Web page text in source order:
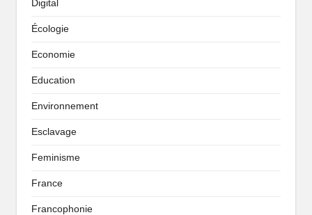
Digital
Écologie
Economie
Education
Environnement
Esclavage
Feminisme
France
Francophonie